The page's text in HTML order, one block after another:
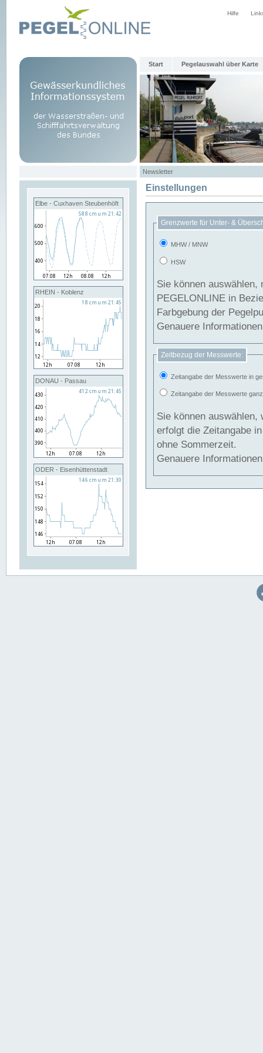
Hilfe
Start Pegelauswahl über Karte
Newsletter
Elbe - Cuxhaven Steubenhöft
RHEIN - Koblenz
DONAU - Passau
ODER - Eisenhüttenstadt
Einstellungen
Grenzwerte für Unter- &
MHW / MNW
HSW
Sie können
PEGELONLINE in Beziehung
Farbgebung der
Genauere
Zeitbezug der Messwerte:
Zeitangabe der Messwerte in
Zeitangabe der Messwerte
Sie können auswählen,
erfolgt die Zeitangabe
ohne Sommerzeit.
Genauere